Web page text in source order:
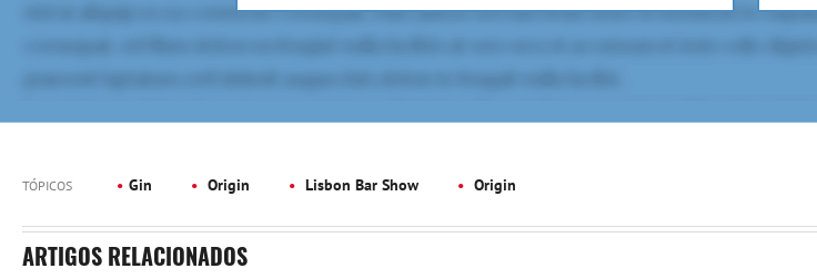
TÓPICOS Gin Origin Lisbon Bar Show Origin
ARTIGOS RELACIONADOS